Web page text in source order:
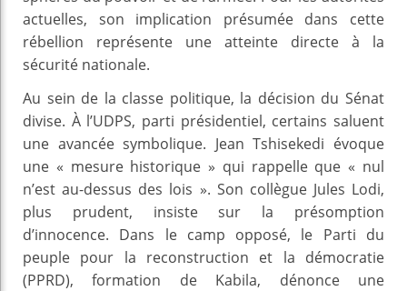
actuelles, son implication présumée dans cette
rébellion représente une atteinte directe à la
sécurité nationale.
Au sein de la classe politique, la décision du Sénat
divise. À l’UDPS, parti présidentiel, certains saluent
une avancée symbolique. Jean Tshisekedi évoque
une « mesure historique » qui rappelle que « nul
n’est au-dessus des lois ». Son collègue Jules Lodi,
plus prudent, insiste sur la présomption
d’innocence. Dans le camp opposé, le Parti du
peuple pour la reconstruction et la démocratie
(PPRD), formation de Kabila, dénonce une